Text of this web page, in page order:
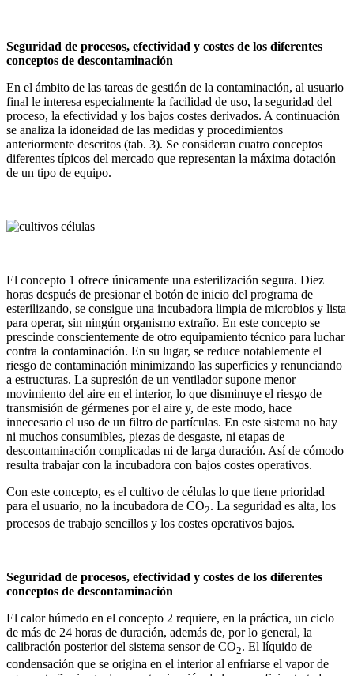
Seguridad de procesos, efectividad y costes de los diferentes
conceptos de descontaminación
En el ámbito de las tareas de gestión de la contaminación, al usuario
final le interesa especialmente la facilidad de uso, la seguridad del
proceso, la efectividad y los bajos costes derivados. A continuación
se analiza la idoneidad de las medidas y procedimientos
anteriormente descritos (tab. 3). Se consideran cuatro conceptos
diferentes típicos del mercado que representan la máxima dotación
de un tipo de equipo.
El concepto 1 ofrece únicamente una esterilización segura. Diez
horas después de presionar el botón de inicio del programa de
esterilizando, se consigue una incubadora limpia de microbios y lista
para operar, sin ningún organismo extraño. En este concepto se
prescinde conscientemente de otro equipamiento técnico para luchar
contra la contaminación. En su lugar, se reduce notablemente el
riesgo de contaminación minimizando las superficies y renunciando
a estructuras. La supresión de un ventilador supone menor
movimiento del aire en el interior, lo que disminuye el riesgo de
transmisión de gérmenes por el aire y, de este modo, hace
innecesario el uso de un filtro de partículas. En este sistema no hay
ni muchos consumibles, piezas de desgaste, ni etapas de
descontaminación complicadas ni de larga duración. Así de cómodo
resulta trabajar con la incubadora con bajos costes operativos.
Con este concepto, es el cultivo de células lo que tiene prioridad
para el usuario, no la incubadora de CO2. La seguridad es alta, los
procesos de trabajo sencillos y los costes operativos bajos.
Seguridad de procesos, efectividad y costes de los diferentes
conceptos de descontaminación
El calor húmedo en el concepto 2 requiere, en la práctica, un ciclo
de más de 24 horas de duración, además de, por lo general, la
calibración posterior del sistema sensor de CO2. El líquido de
condensación que se origina en el interior al enfriarse el vapor de